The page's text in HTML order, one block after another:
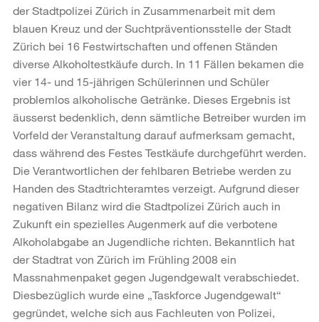
der Stadtpolizei Zürich in Zusammenarbeit mit dem
blauen Kreuz und der Suchtpräventionsstelle der Stadt
Zürich bei 16 Festwirtschaften und offenen Ständen
diverse Alkoholtestkäufe durch. In 11 Fällen bekamen die
vier 14- und 15-jährigen Schülerinnen und Schüler
problemlos alkoholische Getränke. Dieses Ergebnis ist
äusserst bedenklich, denn sämtliche Betreiber wurden im
Vorfeld der Veranstaltung darauf aufmerksam gemacht,
dass während des Festes Testkäufe durchgeführt werden.
Die Verantwortlichen der fehlbaren Betriebe werden zu
Handen des Stadtrichteramtes verzeigt. Aufgrund dieser
negativen Bilanz wird die Stadtpolizei Zürich auch in
Zukunft ein spezielles Augenmerk auf die verbotene
Alkoholabgabe an Jugendliche richten. Bekanntlich hat
der Stadtrat von Zürich im Frühling 2008 ein
Massnahmenpaket gegen Jugendgewalt verabschiedet.
Diesbezüglich wurde eine „Taskforce Jugendgewalt“
gegründet, welche sich aus Fachleuten von Polizei,